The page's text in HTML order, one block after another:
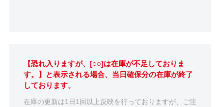
【恐れ入りますが、[○○]は在庫が不足しておりま
す。】と表示される場合、当日確保分の在庫が終了
しております。
在庫の更新は1日1回以上反映を行っておりますが、ご注